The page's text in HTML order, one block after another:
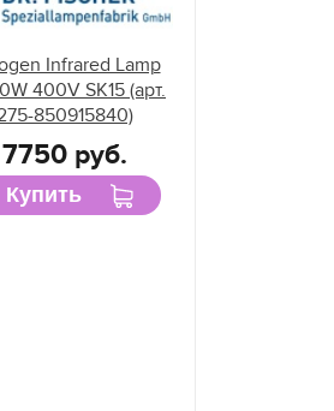
Infrared Lamp
400V SK15 (арт.
850915840)
7750 руб.
Купить